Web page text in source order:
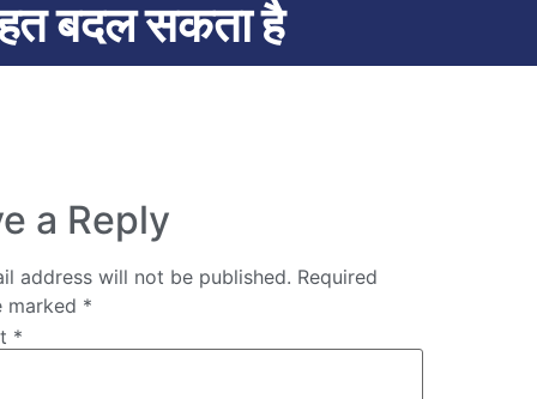
बदल सकता है
a Reply
address will not be published. Required
marked *
*